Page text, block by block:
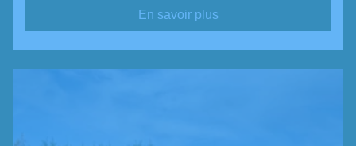
En savoir plus